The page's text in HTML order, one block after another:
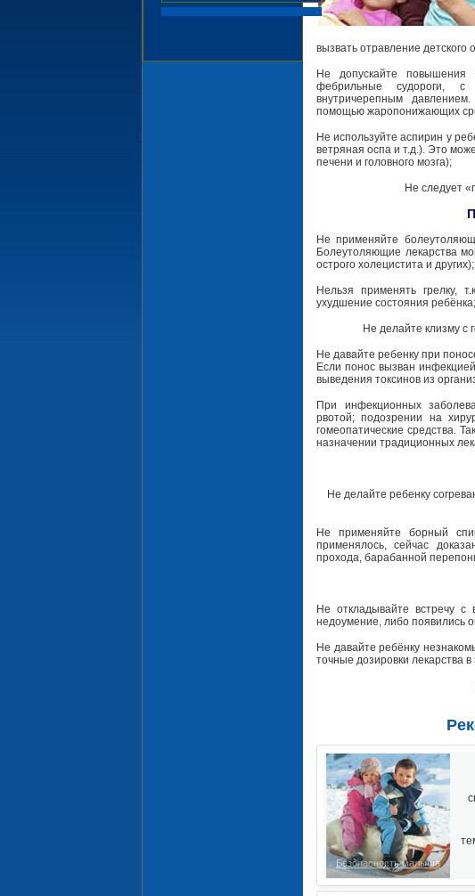
вызвать отравление детского
Не допускайте
фебрильные судороги, с
внутричерепным
помощью жаропонижающих
Не используйте аспирин у
ветряная оспа и т.д.). Это
печени и головного мозга);
Не следует
Не применяйте
Болеутоляющие лекарства
острого холецистита и других);
Нельзя применять грелку,
ухудшение состояния ребёнка;
Не делайте клизму с
Не давайте ребенку при
Если понос вызван
выведения токсинов из
При инфекционных
рвотой; подозрении на
гомеопатические средства.
назначении традиционных
Не делайте ребенку
Не применяйте борный
применялось, сейчас
прохода, барабанной
Не откладывайте встречу
недоумение, либо появились
Не давайте ребёнку
точные дозировки лекарства
Безопасность малыша